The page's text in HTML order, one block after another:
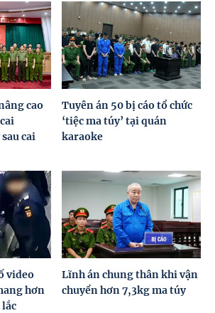
cao
cai
Tuyên án 50 bị cáo tổ chức
‘tiệc ma túy’ tại quán
karaoke
video
hơn
Lĩnh án chung thân khi vận
chuyển hơn 7,3kg ma túy